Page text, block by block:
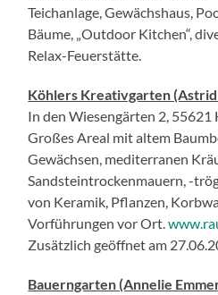
Teichanlage, Gewächshaus,
Bäume, „Outdoor Kitchen“,
Relax-Feuerstätte.
Köhlers Kreativgarten (Astrid
In den Wiesengärten 2, 55621
Großes Areal mit altem
Gewächsen, mediterranen
Sandsteintrockenmauern, -
von Keramik, Pflanzen,
Vorführungen vor Ort.
Zusätzlich geöffnet am
Bauerngarten (Annelie